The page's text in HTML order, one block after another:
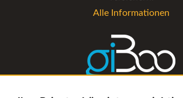
Alle Informationen